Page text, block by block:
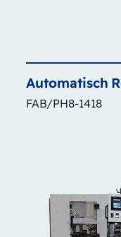
Automatisch
FAB/PH8-1418